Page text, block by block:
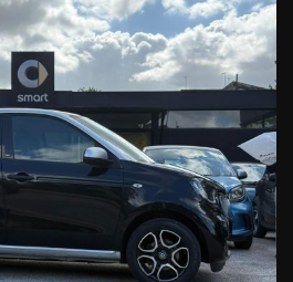
STRUTTURA REALE, UFFICIALE
FORNIRE, IN ASSOLUTA SICUREZZA
SERVIZI UFFICIALI DI VENDITA E
SEVERI STANDARD DELLA CASA
SU QUESTA BELLISSIMA
:
(INTERNO E SEDILI IN PELLE TOTALE